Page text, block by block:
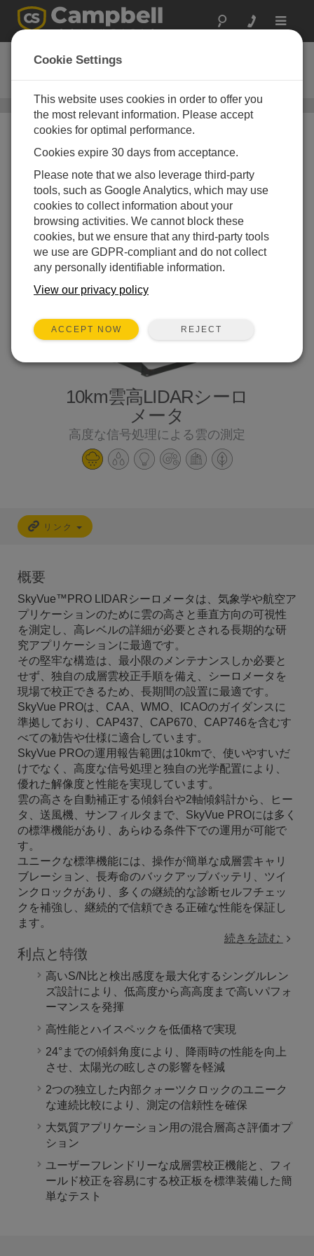
Toggle
SkyVue PRO
LIDAR シーロメータ
10km雲高LIDARシーロ
メータ
高度な信号処理による雲の測定
リンク
概要
SkyVue™PRO LIDARシーロメータは、気象学や航空ア
プリケーションのために雲の高さと垂直方向の可視性
を測定し、高レベルの詳細が必要とされる長期的な研
究アプリケーションに最適です。
その堅牢な構造は、最小限のメンテナンスしか必要と
せず、独自の成層雲校正手順を備え、シーロメータを
現場で校正できるため、長期間の設置に最適です。
SkyVue PROは、CAA、WMO、ICAOのガイダンスに
準拠しており、CAP437、CAP670、CAP746を含むす
べての勧告や仕様に適合しています。
SkyVue PROの運用報告範囲は10kmで、使いやすいだ
けでなく、高度な信号処理と独自の光学配置により、
優れた解像度と性能を実現しています。
雲の高さを自動補正する傾斜台や2軸傾斜計から、ヒー
タ、送風機、サンフィルタまで、SkyVue PROには多く
の標準機能があり、あらゆる条件下での運用が可能で
す。
ユニークな標準機能には、操作が簡単な成層雲キャリ
ブレーション、長寿命のバックアップバッテリ、ツイ
ンクロックがあり、多くの継続的な診断セルフチェッ
クを補強し、継続的で信頼できる正確な性能を保証し
ます。
続きを読む
利点と特徴
高いS/N比と検出感度を最大化するシングルレン
ズ設計により、低高度から高高度まで高いパフォ
ーマンスを発揮
高性能とハイスペックを低価格で実現
24°までの傾斜角度により、降雨時の性能を向上
させ、太陽光の眩しさの影響を軽減
2つの独立した内部クォーツクロックのユニーク
な連続比較により、測定の信頼性を確保
大気質アプリケーション用の混合層高さ評価オプ
ション
ユーザーフレンドリーな成層雲校正機能と、フィ
ールド校正を容易にする校正板を標準装備した簡
単なテスト
Cookie Settings
This website uses cookies in order to offer you
the most relevant information. Please accept
cookies for optimal performance.
Cookies expire 30 days from acceptance.
Please note that we also leverage third-party
tools, such as Google Analytics, which may use
cookies to collect information about your
browsing activities. We cannot block these
cookies, but we ensure that any third-party tools
we use are GDPR-compliant and do not collect
any personally identifiable information.
View our privacy policy
ACCEPT NOW REJECT